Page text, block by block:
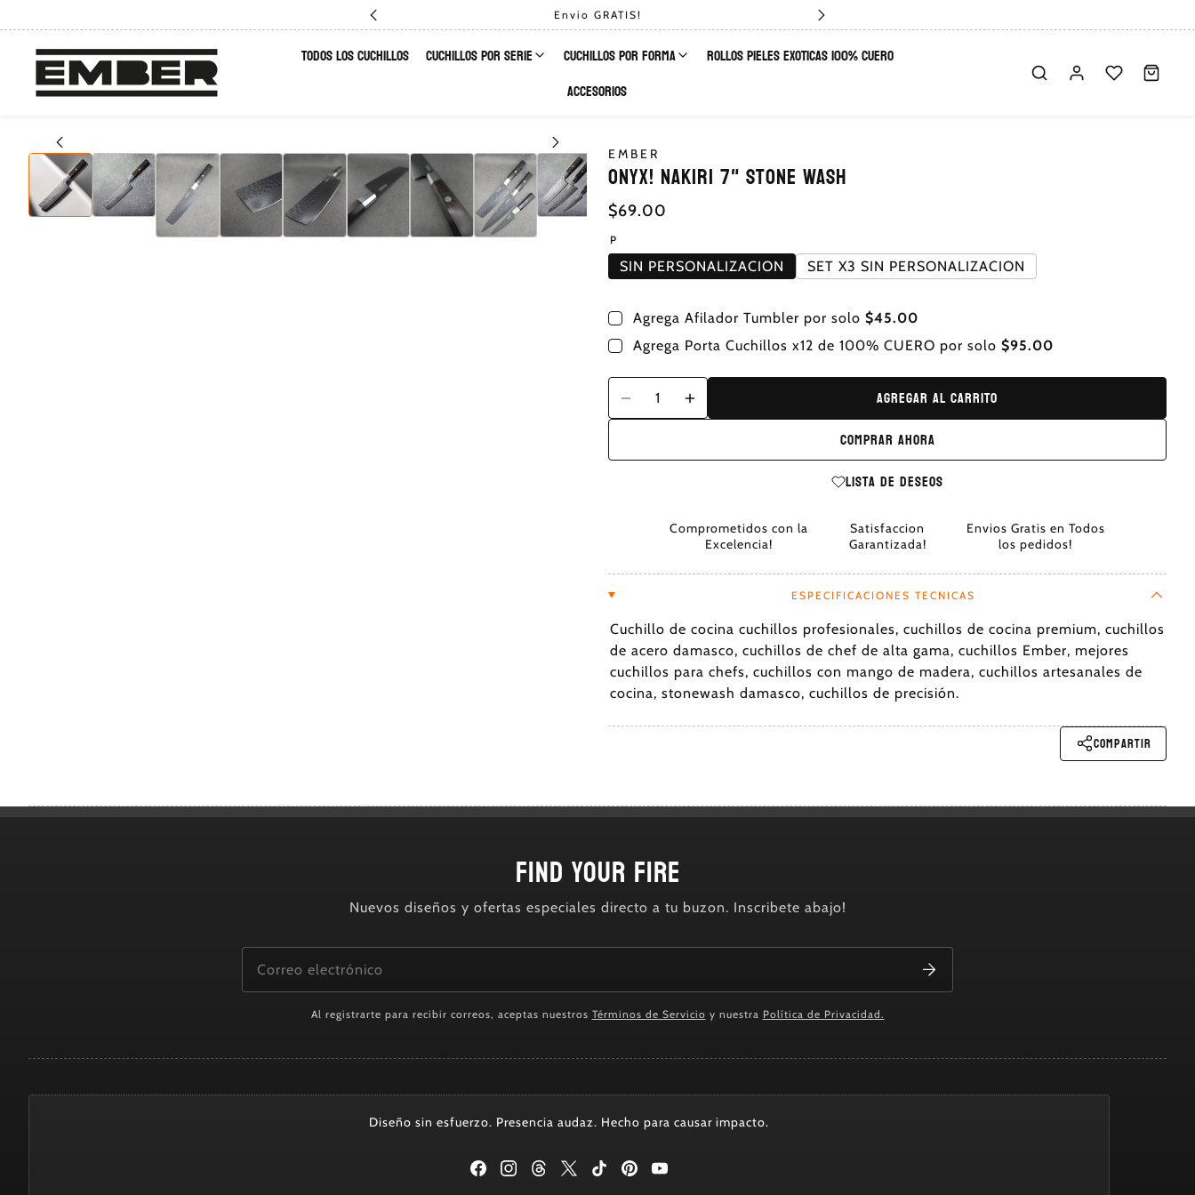
Envio GRATIS!
TODOS LOS CUCHILLOS CUCHILLOS POR SERIE CUCHILLOS POR FORMA
ROLLOS PIELES EXOTICAS 100% CUERO
ACCESORIOS
EMBER
ONYX! NAKIRI 7" Stone Wash
$69.00
P
SIN PERSONALIZACION SET X3 SIN PERSONALIZACION
Agrega Afilador Tumbler por solo $45.00
Agrega Porta Cuchillos x12 de 100% CUERO por solo $95.00
Agregar al carrito
Comprar ahora
Lista de deseos
Comprometidos con la
Excelencia!
Satisfaccion
Garantizada!
Envios Gratis en Todos
los pedidos!
ESPECIFICACIONES TECNICAS
Cuchillo de cocina cuchillos profesionales, cuchillos de cocina premium, cuchillos
de acero damasco, cuchillos de chef de alta gama, cuchillos Ember, mejores
cuchillos para chefs, cuchillos con mango de madera, cuchillos artesanales de
cocina, stonewash damasco, cuchillos de precisión.
Compartir
FIND YOUR FIRE
Nuevos diseños y ofertas especiales directo a tu buzon. Inscribete abajo!
Al registrarte para recibir correos, aceptas nuestros Términos de Servicio y nuestra Política de Privacidad.
Diseño sin esfuerzo. Presencia audaz. Hecho para causar impacto.